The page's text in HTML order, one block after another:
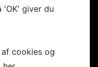
'OK' giver du
cookies og